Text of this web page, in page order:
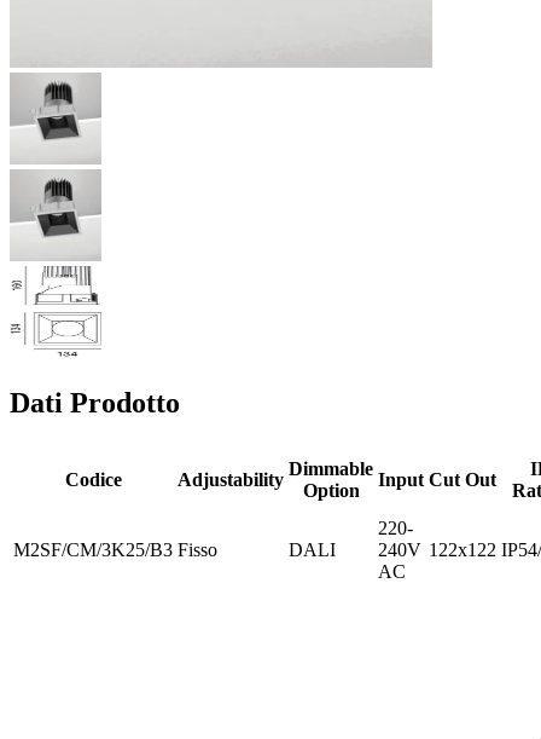
Dati Prodotto
Codice Adjustability
Dimmable
Option
Input Cut Out
M2SF/CM/3K25/B3 Fisso DALI
220-
240V
AC
122x122